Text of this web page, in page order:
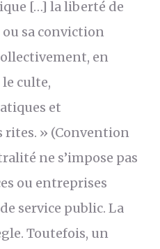
[…] la liberté de
sa conviction
en
culte,
et
rites. » (Convention
ne s’impose pas
ou entreprises
service public. La
Toutefois, un